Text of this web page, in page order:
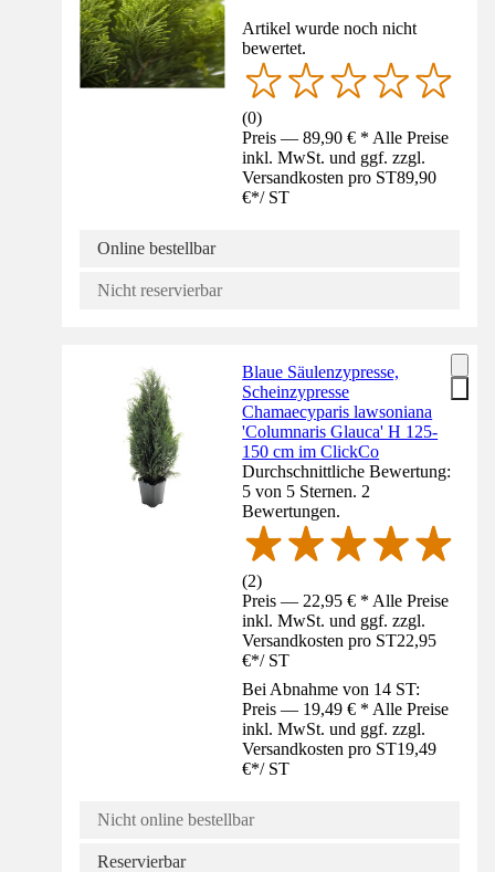
Artikel wurde noch nicht
bewertet.
(0)
Preis — 89,90 € * Alle Preise
inkl. MwSt. und ggf. zzgl.
Versandkosten pro ST89,90
€*/ ST
Online bestellbar
Nicht reservierbar
Blaue Säulenzypresse,
Scheinzypresse
Chamaecyparis lawsoniana
'Columnaris Glauca' H 125-
150 cm im ClickCo
Durchschnittliche Bewertung:
5 von 5 Sternen. 2
Bewertungen.
(2)
Preis — 22,95 € * Alle Preise
inkl. MwSt. und ggf. zzgl.
Versandkosten pro ST22,95
€*/ ST
Bei Abnahme von 14 ST:
Preis — 19,49 € * Alle Preise
inkl. MwSt. und ggf. zzgl.
Versandkosten pro ST19,49
€*/ ST
Nicht online bestellbar
Reservierbar